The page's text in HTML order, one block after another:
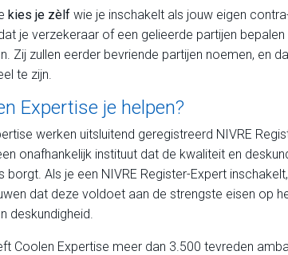
kies je zèlf wie je inschakelt als jouw eigen
je verzekeraar of een gelieerde partijen bepalen
Zij zullen eerder bevriende partijen noemen, en
te zijn.
Expertise je helpen?
werken uitsluitend geregistreerd NIVRE
onafhankelijk instituut dat de kwaliteit en
borgt. Als je een NIVRE Register-Expert
dat deze voldoet aan de strengste eisen op
deskundigheid.
Coolen Expertise meer dan 3.500 tevreden